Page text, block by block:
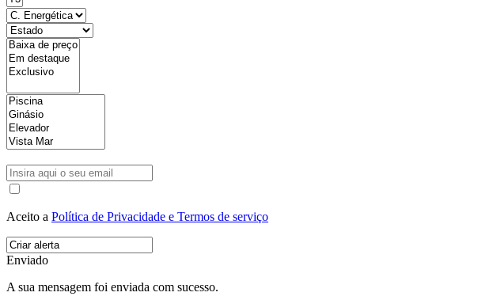
Aceito a Política de Privacidade e Termos de serviço
Enviado
A sua mensagem foi enviada com sucesso.